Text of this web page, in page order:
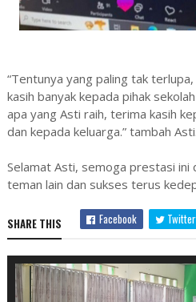
“Tentunya yang paling tak
kasih banyak kepada pihak
apa yang Asti raih, terima kasih
dan kepada keluarga.” tambah Asti.
Selamat Asti, semoga prestasi
teman lain dan sukses terus
SHARE THIS Facebook Twitter